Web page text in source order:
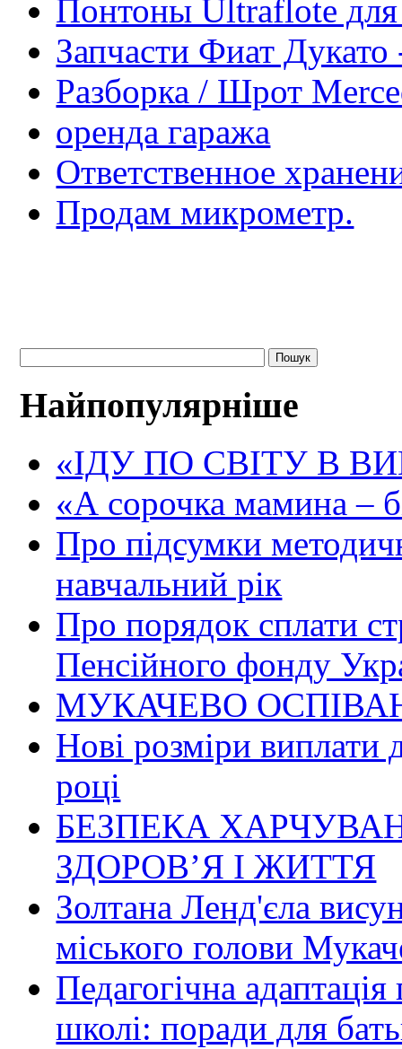
Понтоны Ultraflote
Запчасти Фиат
Разборка / Шрот
оренда гаража
Ответственное
Продам микрометр.
Найпопулярніше
«ІДУ ПО СВІТУ В
«А сорочка мамина –
Про підсумки
навчальний рік
Про порядок сплати
Пенсійного фонду
МУКАЧЕВО
Нові розміри виплати
році
БЕЗПЕКА
ЗДОРОВ’Я І ЖИТТЯ
Золтана Ленд'єла
міського голови
Педагогічна
школі: поради для